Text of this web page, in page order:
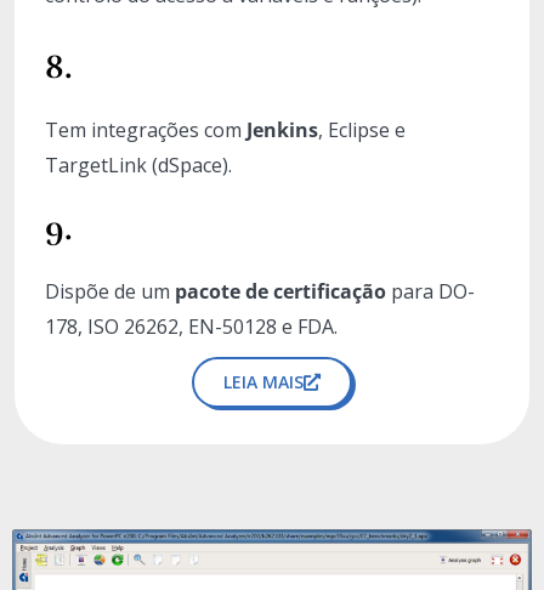
8.
Tem integrações com Jenkins, Eclipse e
TargetLink (dSpace).
9.
Dispõe de um pacote de certificação para DO-
178, ISO 26262, EN-50128 e FDA.
LEIA MAIS